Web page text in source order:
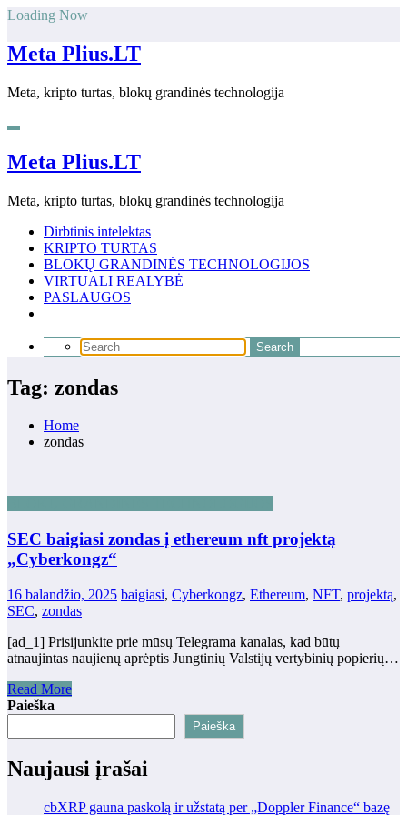
Skip
content
Loading Now
Meta Plius.LT
Meta, kripto turtas, blokų grandinės technologija
Meta Plius.LT
Meta, kripto turtas, blokų grandinės technologija
Dirbtinis intelektas
KRIPTO TURTAS
BLOKŲ GRANDINĖS TECHNOLOGIJOS
VIRTUALI REALYBĖ
PASLAUGOS
Tag: zondas
Home
zondas
SEC baigiasi zondas į ethereum nft projektą
„Cyberkongz“
16 balandžio, 2025 baigiasi, Cyberkongz, Ethereum, NFT, projektą,
SEC, zondas
[ad_1] Prisijunkite prie mūsų Telegrama kanalas, kad būtų
atnaujintas naujienų aprėptis Jungtinių Valstijų vertybinių popierių…
Read More
Paieška
Paieška
Naujausi įrašai
cbXRP gauna paskolą ir užstatą per „Doppler Finance“ bazę